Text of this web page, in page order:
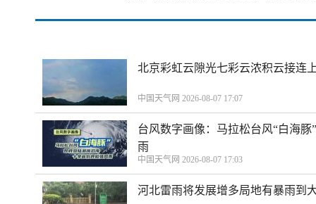
北京彩虹云隙光七彩云浓积云接连
中国天气网 2026-08-07 17:07
台风数字画像：马拉松台风“白海
雨
中国天气网 2026-08-07 17:03
河北雷雨将发展增多局地有暴雨到